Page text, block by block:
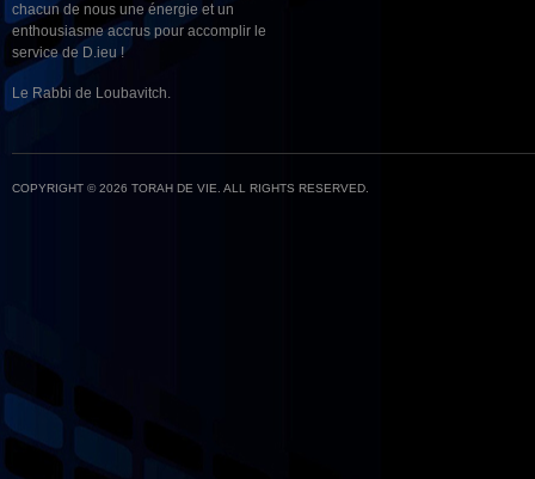
chacun de nous une énergie et un
enthousiasme accrus pour accomplir le
service de D.ieu !
Le Rabbi de Loubavitch.
COPYRIGHT © 2026 TORAH DE VIE. ALL RIGHTS RESERVED.